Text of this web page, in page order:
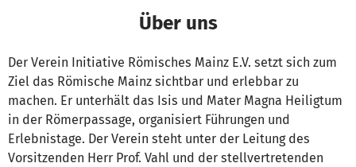
Über uns
Der Verein Initiative Römisches Mainz E.V. setzt sich zum
Ziel das Römische Mainz sichtbar und erlebbar zu
machen. Er unterhält das Isis und Mater Magna Heiligtum
in der Römerpassage, organisiert Führungen und
Erlebnistage. Der Verein steht unter der Leitung des
Vorsitzenden Herr Prof. Vahl und der stellvertretenden